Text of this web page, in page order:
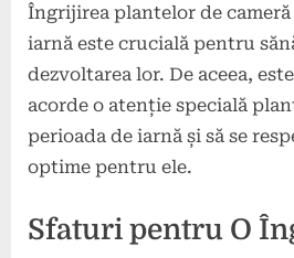
Îngrijirea plantelor de
iarnă este crucială pentru
dezvoltarea lor. De aceea,
acorde o atenție specială
perioada de iarnă și să se
optime pentru ele.
Sfaturi pentru O